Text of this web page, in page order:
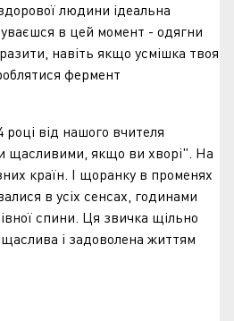
людини ідеальна
в цей момент - одягни
навіть якщо усмішка твоя
фермент
від нашого вчителя
щасливими, якщо ви хворі". На
країн. І щоранку в променях
в усіх сенсах, годинами
спини. Ця звичка щільно
і задоволена життям